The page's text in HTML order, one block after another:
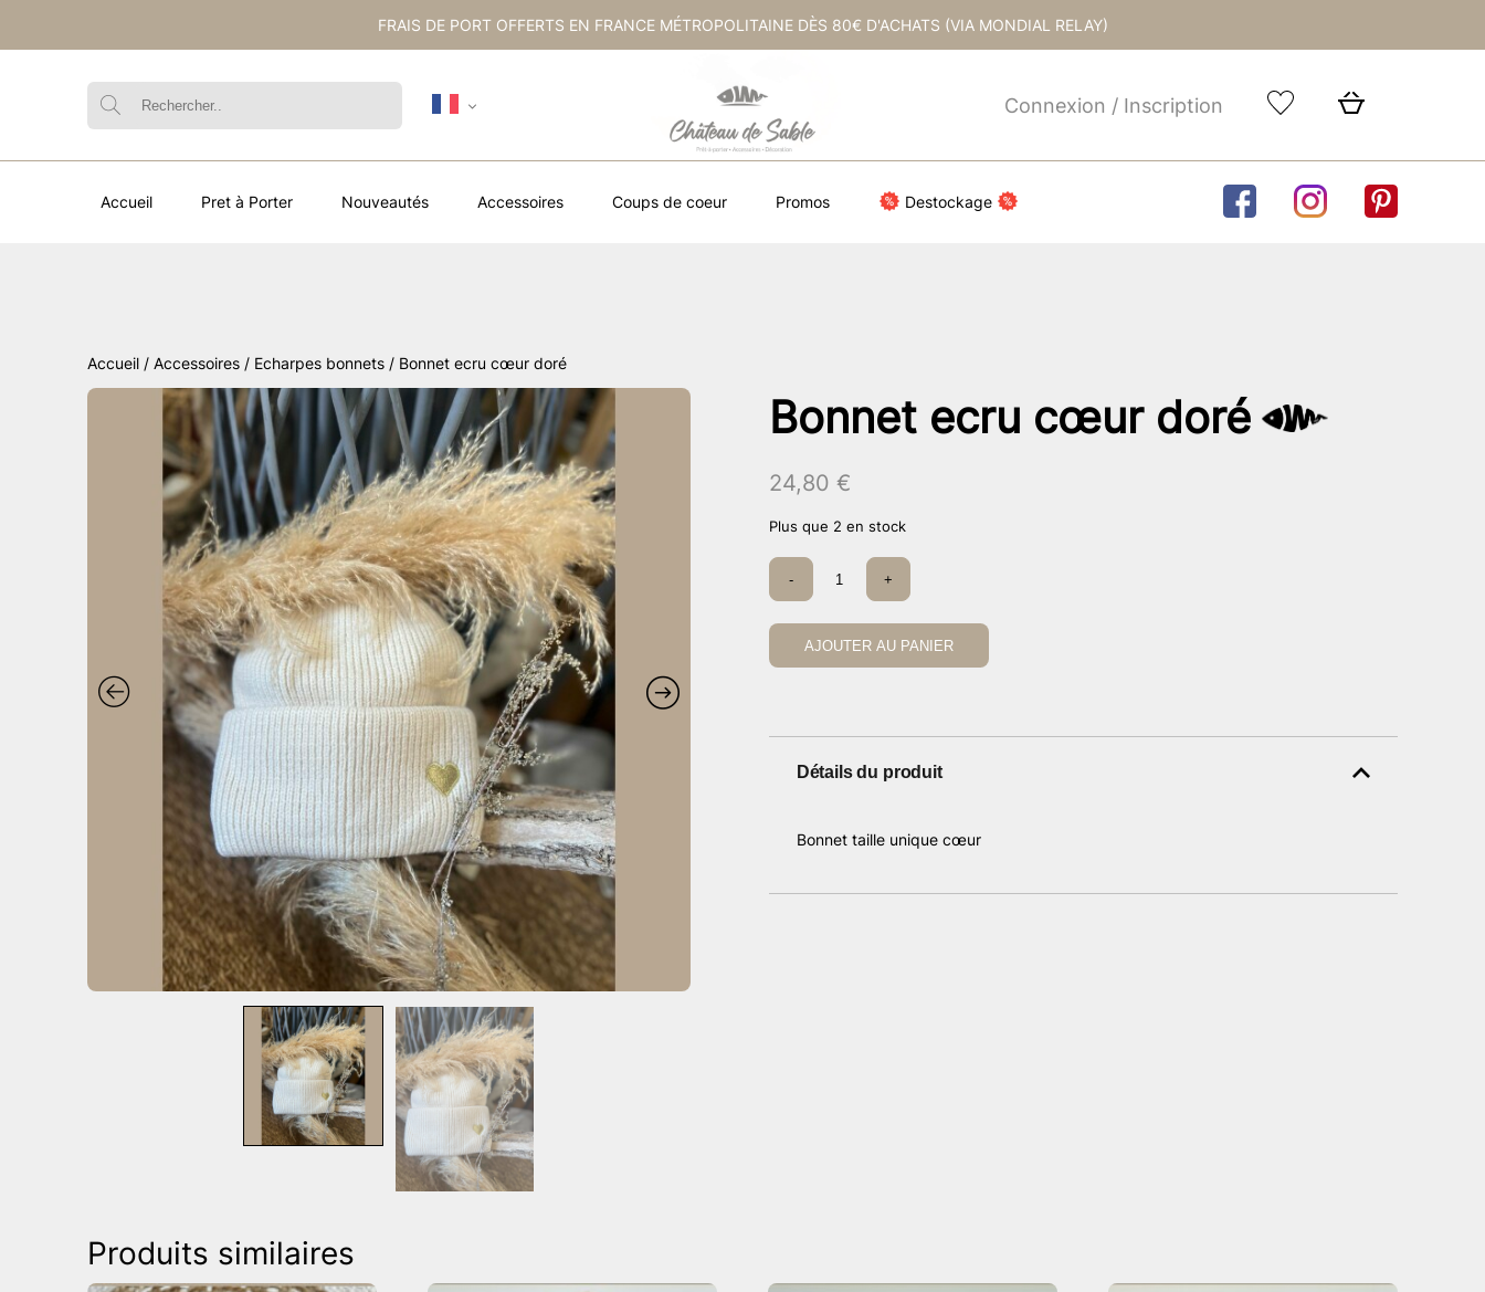
FRAIS DE PORT OFFERTS EN FRANCE MÉTROPOLITAINE DÈS 80€ D'ACHATS (VIA MONDIAL RELAY)
Connexion / Inscription
Accueil Pret à Porter Nouveautés Accessoires Coups de coeur Promos Destockage
Accueil / Accessoires / Echarpes bonnets / Bonnet ecru cœur doré
Bonnet ecru cœur doré
24,80 €
Plus que 2 en stock
quantité
Bonnet
ecru
doré
- +
AJOUTER AU PANIER
Détails du produit
Bonnet taille unique cœur
Produits similaires